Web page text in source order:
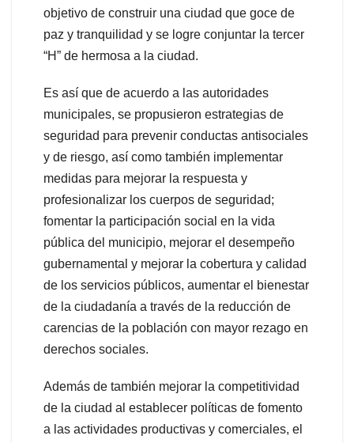
objetivo de construir una ciudad que goce de
paz y tranquilidad y se logre conjuntar la tercer
“H” de hermosa a la ciudad.
Es así que de acuerdo a las autoridades
municipales, se propusieron estrategias de
seguridad para prevenir conductas antisociales
y de riesgo, así como también implementar
medidas para mejorar la respuesta y
profesionalizar los cuerpos de seguridad;
fomentar la participación social en la vida
pública del municipio, mejorar el desempeño
gubernamental y mejorar la cobertura y calidad
de los servicios públicos, aumentar el bienestar
de la ciudadanía a través de la reducción de
carencias de la población con mayor rezago en
derechos sociales.
Además de también mejorar la competitividad
de la ciudad al establecer políticas de fomento
a las actividades productivas y comerciales, el